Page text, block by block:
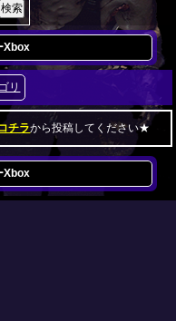
Xbox
リ
チラから投稿してください★
Xbox